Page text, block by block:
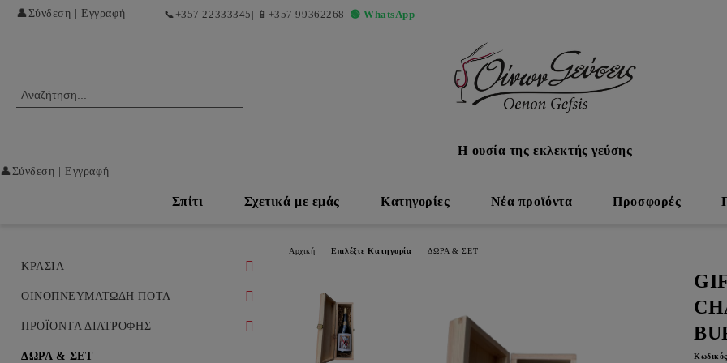
👤 Σύνδεση Εγγραφή 📞 +357 22333345 | 📱 +357 99362268 🟢 WhatsApp
Η ουσία της εκλεκτής γεύσης
👤 Σύνδεση Εγγραφή
Σπίτι Σχετικά με εμάς Κατηγορίες Νέα προϊόντα Προσφορές
ΚΡΑΣΙΑ
ΛΕΥΚΑ ΚΡΑΣΙΑ
ΛΕΥΚΑ ΞΗΡΑ ΚΡΑΣΙΑ
ΛΕΥΚΑ ΓΛΥΚΑ ΚΑΙ ΕΠΙΔΟΡΠΙΑ
ΕΡΥΘΡΑ ΚΡΑΣΙΑ ΚΑΙ ΕΞΑΙΡΕΤΙΚΕΣ
ΟΙΝΟΠΝΕΥΜΑΤΩΔΗ ΠΟΤΑ
ΟΥΙΣΚΙ
ΚΟΝΙΑΚ
ΠΡΟΪΟΝΤΑ ΔΙΑΤΡΟΦΗΣ
ΝΤΕΛΙΚΑΤΕΣΕΝ / ΕΚΛΕΚΤΕΣ
ΔΩΡΑ & ΣΕΤ
Αρχική Επιλέξτε Κατηγορία ΔΩΡΑ & ΣΕΤ